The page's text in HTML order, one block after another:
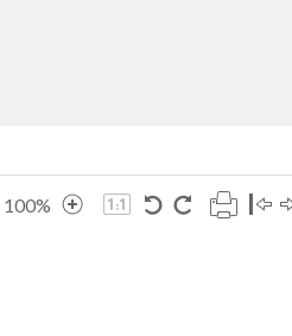
100%